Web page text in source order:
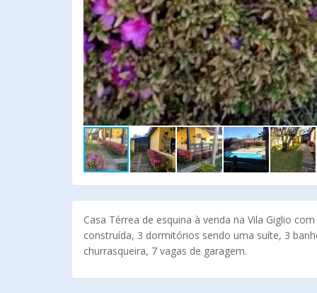
Casa Térrea de esquina à venda na Vila Giglio
construída, 3 dormitórios sendo uma suíte, 3
churrasqueira, 7 vagas de garagem.